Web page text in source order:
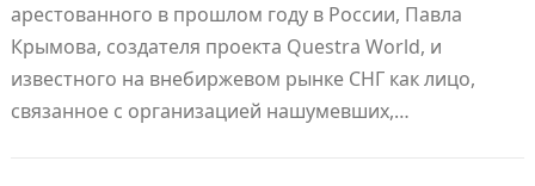
арестованного в прошлом году в России, Павла
Крымова, создателя проекта Questra World, и
известного на внебиржевом рынке СНГ как лицо,
связанное с организацией нашумевших,…